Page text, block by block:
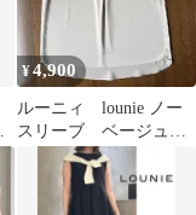
¥4,900
ルーニィ lounie ノー
スリーブ ベージュ
サイズ38